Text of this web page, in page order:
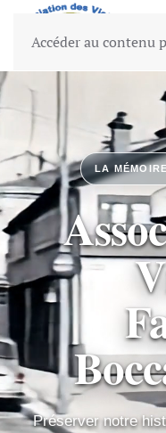
Accéder au contenu
LA
Préserver notre